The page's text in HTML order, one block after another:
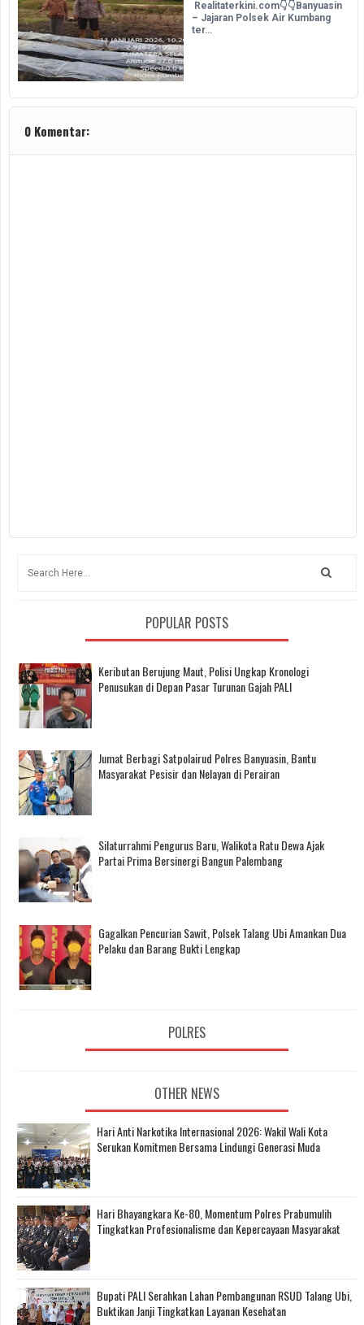
Realitaterkini.com👇👇Banyuasin
– Jajaran Polsek Air Kumbang
ter…
0 Komentar:
POPULAR POSTS
Keributan Berujung Maut, Polisi Ungkap Kronologi
Penusukan di Depan Pasar Turunan Gajah PALI
Jumat Berbagi Satpolairud Polres Banyuasin, Bantu
Masyarakat Pesisir dan Nelayan di Perairan
Silaturrahmi Pengurus Baru, Walikota Ratu Dewa Ajak
Partai Prima Bersinergi Bangun Palembang
Gagalkan Pencurian Sawit, Polsek Talang Ubi Amankan Dua
Pelaku dan Barang Bukti Lengkap
POLRES
OTHER NEWS
Hari Anti Narkotika Internasional 2026: Wakil Wali Kota
Serukan Komitmen Bersama Lindungi Generasi Muda
Hari Bhayangkara Ke-80, Momentum Polres Prabumulih
Tingkatkan Profesionalisme dan Kepercayaan Masyarakat
Bupati PALI Serahkan Lahan Pembangunan RSUD Talang Ubi,
Buktikan Janji Tingkatkan Layanan Kesehatan